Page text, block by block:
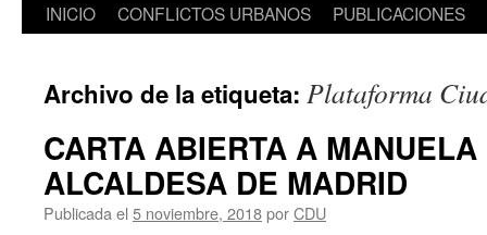
Saltar
contenido
INICIO CONFLICTOS URBANOS PUBLICACIONES
Archivo de la etiqueta: Plataforma
CARTA ABIERTA A
ALCALDESA DE MADRID
Publicada el 5 noviembre, 2018porCDU